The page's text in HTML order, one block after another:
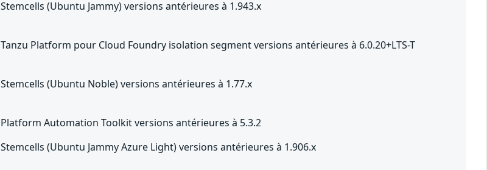
Stemcells (Ubuntu Jammy) versions antérieures à 1.943.x
Tanzu Platform pour Cloud Foundry isolation segment versions antérieures à 6.0.20+LTS-T
Stemcells (Ubuntu Noble) versions antérieures à 1.77.x
Platform Automation Toolkit versions antérieures à 5.3.2
Stemcells (Ubuntu Jammy Azure Light) versions antérieures à 1.906.x